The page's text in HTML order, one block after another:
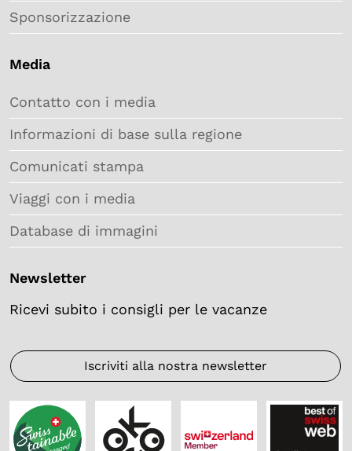
Sponsorizzazione
Media
Contatto con i media
Informazioni di base sulla regione
Comunicati stampa
Viaggi con i media
Database di immagini
Newsletter
Ricevi subito i consigli per le vacanze
Iscriviti alla nostra newsletter